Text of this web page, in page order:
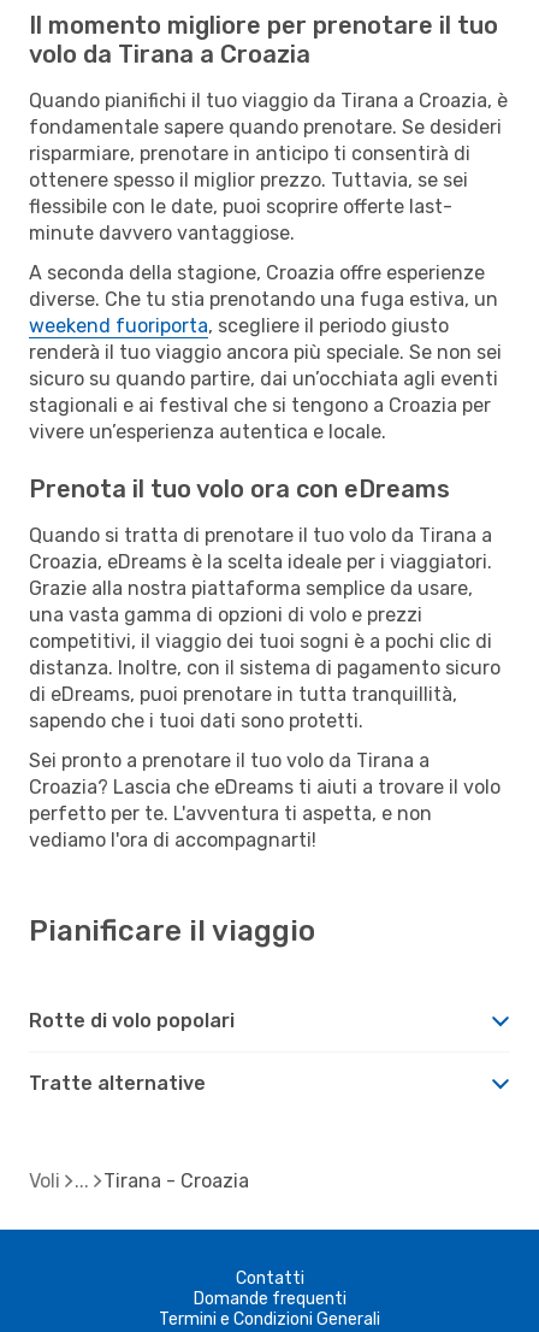
Il momento migliore per prenotare il tuo
volo da Tirana a Croazia
Quando pianifichi il tuo viaggio da Tirana a Croazia, è
fondamentale sapere quando prenotare. Se desideri
risparmiare, prenotare in anticipo ti consentirà di
ottenere spesso il miglior prezzo. Tuttavia, se sei
flessibile con le date, puoi scoprire offerte last-
minute davvero vantaggiose.
A seconda della stagione, Croazia offre esperienze
diverse. Che tu stia prenotando una fuga estiva, un
weekend fuoriporta, scegliere il periodo giusto
renderà il tuo viaggio ancora più speciale. Se non sei
sicuro su quando partire, dai un’occhiata agli eventi
stagionali e ai festival che si tengono a Croazia per
vivere un’esperienza autentica e locale.
Prenota il tuo volo ora con eDreams
Quando si tratta di prenotare il tuo volo da Tirana a
Croazia, eDreams è la scelta ideale per i viaggiatori.
Grazie alla nostra piattaforma semplice da usare,
una vasta gamma di opzioni di volo e prezzi
competitivi, il viaggio dei tuoi sogni è a pochi clic di
distanza. Inoltre, con il sistema di pagamento sicuro
di eDreams, puoi prenotare in tutta tranquillità,
sapendo che i tuoi dati sono protetti.
Sei pronto a prenotare il tuo volo da Tirana a
Croazia? Lascia che eDreams ti aiuti a trovare il volo
perfetto per te. L'avventura ti aspetta, e non
vediamo l'ora di accompagnarti!
Pianificare il viaggio
Rotte di volo popolari
Tratte alternative
Voli Tirana - Croazia
Contatti
Domande frequenti
Termini e Condizioni Generali